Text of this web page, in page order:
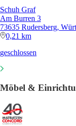
Schuh Graf
Am Burren 3
73635 Rudersberg,
0,21 km
geschlossen
Möbel &